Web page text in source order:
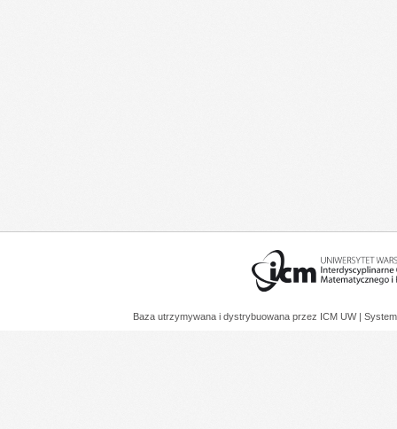
Baza utrzymywana i dystrybuowana przez ICM UW |